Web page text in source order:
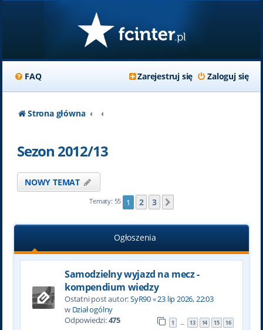
FAQ Zaloguj się
Zarejestruj się
Strona główna
Sezon 2012/13
NOWY TEMAT
Tematy: 55 1 2 3
Ogłoszenia
Samodzielny wyjazd na mecz -
kompendium wiedzy
Ostatni post autor:SyR90«23 lip 2026, 22:03
w Dział ogólny
Odpowiedzi:475 1 … 13 14 15 16